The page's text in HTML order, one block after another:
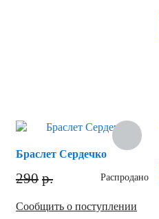
Браслет Сердечко
290 р. Распродано
Сообщить о поступлении